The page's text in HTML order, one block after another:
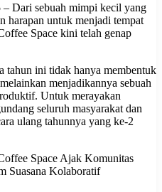
– Dari sebuah mimpi kecil yang
harapan untuk menjadi tempat
Space kini telah genap
tahun ini tidak hanya membentuk
menjadikannya sebuah
Untuk merayakan
seluruh masyarakat dan
ulang tahunnya yang ke-2